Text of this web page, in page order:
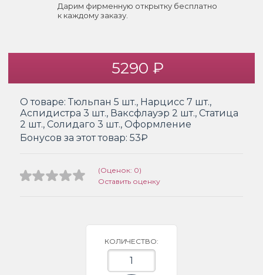
Дарим фирменную открытку бесплатно
к каждому заказу.
5290 ₽
О товаре: Тюльпан 5 шт., Нарцисс 7 шт.,
Аспидистра 3 шт., Ваксфлауэр 2 шт., Статица
2 шт., Солидаго 3 шт., Оформление
Бонусов за этот товар: 53₽
(Оценок: 0)
Оставить оценку
КОЛИЧЕСТВО: